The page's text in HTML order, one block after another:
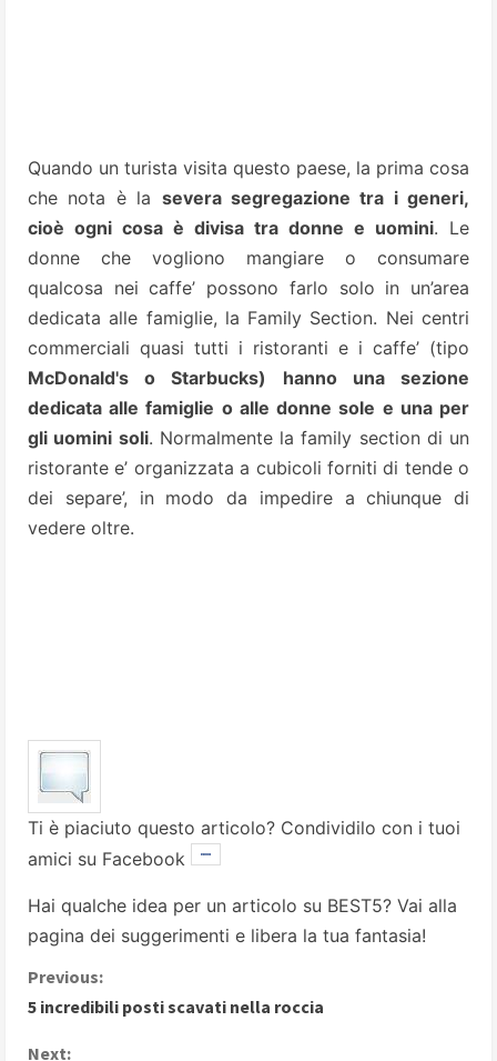
Quando un turista visita questo paese, la prima cosa
che nota è la severa segregazione tra i generi,
cioè ogni cosa è divisa tra donne e uomini. Le
donne che vogliono mangiare o consumare
qualcosa nei caffe’ possono farlo solo in un’area
dedicata alle famiglie, la Family Section. Nei centri
commerciali quasi tutti i ristoranti e i caffe’ (tipo
McDonald's o Starbucks) hanno una sezione
dedicata alle famiglie o alle donne sole e una per
gli uomini soli. Normalmente la family section di un
ristorante e’ organizzata a cubicoli forniti di tende o
dei separe’, in modo da impedire a chiunque di
vedere oltre.
Ti è piaciuto questo articolo? Condividilo con i tuoi
amici su Facebook
Hai qualche idea per un articolo su BEST5? Vai alla
pagina dei suggerimenti e libera la tua fantasia!
C
Previous:
5 incredibili posti scavati nella roccia
Next: